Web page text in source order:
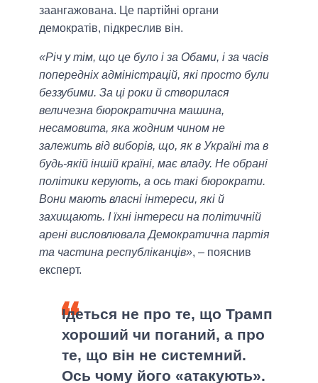
заангажована. Це партійні органи
демократів, підкреслив він.
«Річ у тім, що це було і за Обами, і за часів
попередніх адміністрацій, які просто були
беззубими. За ці роки й створилася
величезна бюрократична машина,
несамовита, яка жодним чином не
залежить від виборів, що, як в Україні та в
будь-якій іншій країні, має владу. Не обрані
політики керують, а ось такі бюрократи.
Вони мають власні інтереси, які й
захищають. І їхні інтереси на політичній
арені висловлювала Демократична партія
та частина республіканців», – пояснив
експерт.
Ідеться не про те, що Трамп
хороший чи поганий, а про
те, що він не системний.
Ось чому його «атакують».